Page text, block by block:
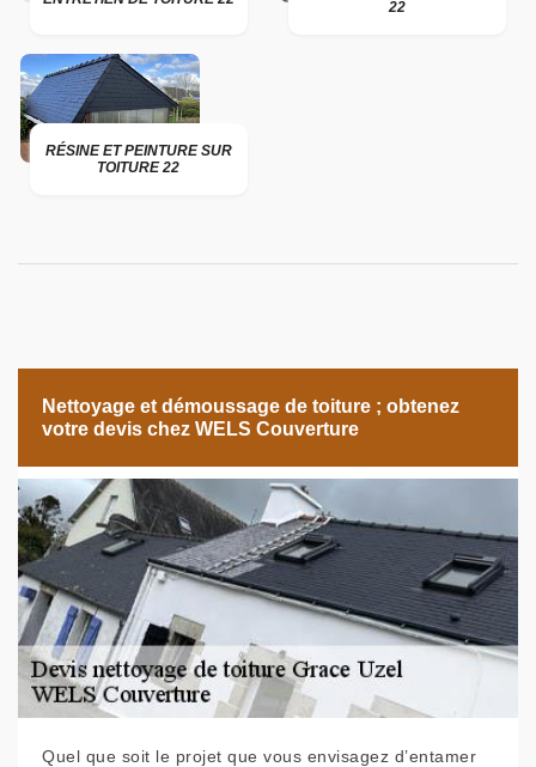
22
RÉSINE ET PEINTURE SUR
TOITURE 22
Nettoyage et démoussage de toiture ; obtenez
votre devis chez WELS Couverture
Quel que soit le projet que vous envisagez d’entamer